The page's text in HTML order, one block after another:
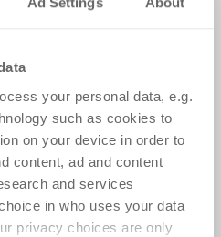
your personal data, e.g.
such as cookies to
on your device in order to
content, ad and content
and services
in who uses your data
privacy choices are only
operativer